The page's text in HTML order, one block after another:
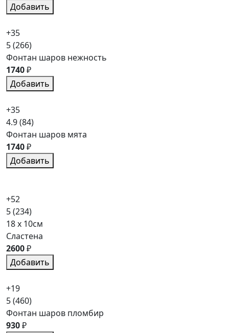
Добавить
+35
5(266)
Фонтан шаров нежность
1740₽
Добавить
+35
4.9(84)
Фонтан шаров мята
1740₽
Добавить
+52
5(234)
18 x 10см
Сластена
2600₽
Добавить
+19
5(460)
Фонтан шаров пломбир
930₽